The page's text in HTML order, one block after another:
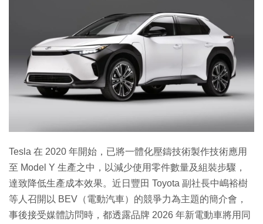
Tesla 在 2020 年開始，已將一體化壓鑄技術製作技術應用
至 Model Y 生產之中，以減少使用零件數量及組裝步驟，
達致降低生產成本效果。近日豐田 Toyota 副社長中嶋裕樹
等人召開以 BEV（電動汽車）的競爭力為主題的簡介會，
事後接受媒體訪問時，都透露品牌 2026 年新電動車將用同